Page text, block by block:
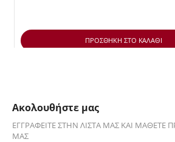
ΠΡΟΣΘΉΚΗ ΣΤΟ ΚΑΛΆΘΙ
Ακολουθήστε μας
ΕΓΓΡΑΦΕΊΤΕ ΣΤΗΝ ΛΊΣΤΑ ΜΑΣ ΚΑΙ ΜΆΘΕΤΕ
ΜΑΣ